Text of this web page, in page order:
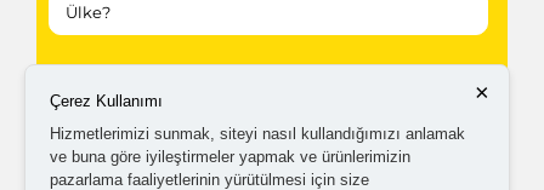
Kampanyalardan ve güncellemelerden haberdar
olabilmem için tarafımaticari elektronik ileti
gönderilmesini kabul ediyorum.
×
Çerez Kullanımı
Hizmetlerimizi sunmak, siteyi nasıl kullandığımızı anlamak
ve buna göre iyileştirmeler yapmak ve ürünlerimizin
pazarlama faaliyetlerinin yürütülmesi için size